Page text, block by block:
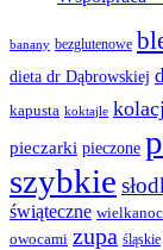
banany bezglutenowe
dieta dr Dąbrowskiej
kapusta koktajle
pieczarki pieczone
szybkie
świąteczne
owocami zupa śląskie